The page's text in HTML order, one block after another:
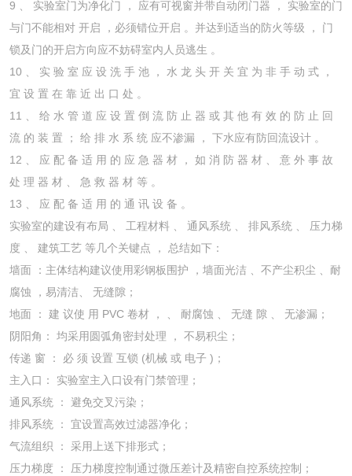
9 、 实验室门为净化门 ， 应有可视窗并带自动闭门器 ， 实验室的门
与门不能相对 开启 ，必须错位开启 。并达到适当的防火等级 ， 门
锁及门的开启方向应不妨碍室内人员逃生 。
10 、 实 验 室 应 设 洗 手 池 ， 水 龙 头 开 关 宜 为 非 手 动 式 ，
宜 设 置 在 靠 近 出 口 处 。
11 、 给 水 管 道 应 设 置 倒 流 防 止 器 或 其 他 有 效 的 防 止 回
流 的 装 置 ； 给 排 水 系 统 应不渗漏 ， 下水应有防回流设计 。
12 、 应 配 备 适 用 的 应 急 器 材 ， 如 消 防 器 材 、 意 外 事 故
处 理 器 材 、 急 救 器 材 等 。
13 、 应 配 备 适 用 的 通 讯 设 备 。
实验室的建设有布局 、 工程材料 、 通风系统 、 排风系统 、 压力梯
度 、 建筑工艺 等几个关键点 ， 总结如下：
墙面 ：主体结构建议使用彩钢板围护 ，墙面光洁 、不产尘积尘 、耐
腐蚀 ，易清洁、 无缝隙；
地面 ： 建 议使 用 PVC 卷材 ， 、 耐腐蚀 、 无缝 隙 、 无渗漏；
阴阳角： 均采用圆弧角密封处理 ， 不易积尘；
传递 窗 ： 必 须 设置 互锁 (机械 或 电子 )；
主入口： 实验室主入口设有门禁管理；
通风系统 ： 避免交叉污染；
排风系统 ： 宜设置高效过滤器净化；
气流组织 ： 采用上送下排形式；
压力梯度 ： 压力梯度控制通过微压差计及精密自控系统控制；